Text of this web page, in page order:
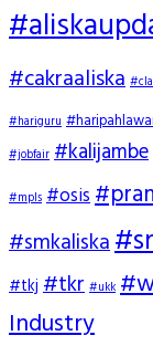
#cakraaliska
#hariguru
#jobfair #kalijambe
#mpls #osis
#smkaliska
#tkj #tkr #ukk
Industry